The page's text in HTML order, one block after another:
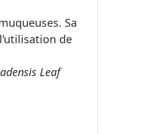
Sa
de
Leaf